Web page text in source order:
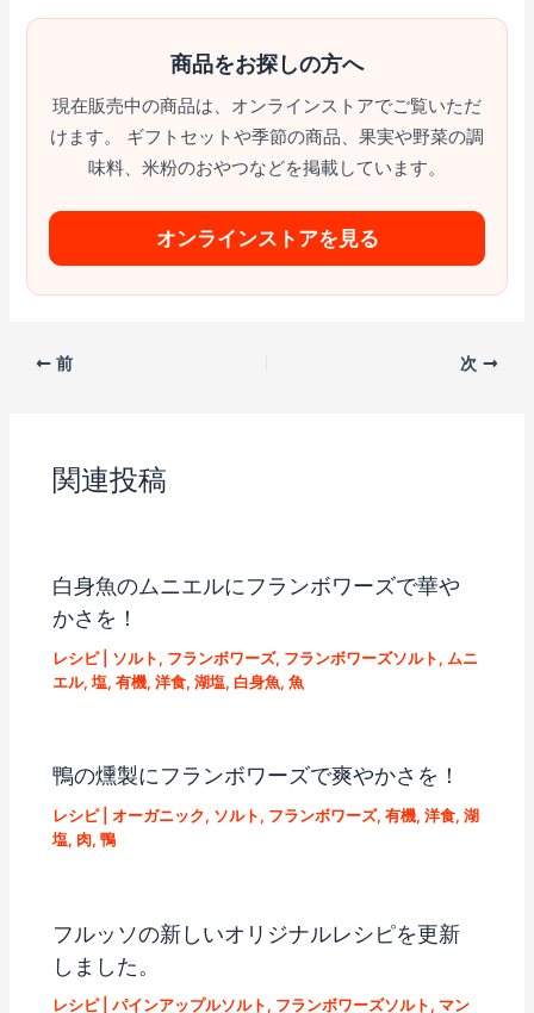
商品をお探しの方へ
現在販売中の商品は、オンラインストアでご覧いただ
けます。 ギフトセットや季節の商品、果実や野菜の調
味料、米粉のおやつなどを掲載しています。
オンラインストアを見る
前 次
関連投稿
白身魚のムニエルにフランボワーズで華や
かさを！
レシピ| ソルト , フランボワーズ, フランボワーズソルト ,ムニ
エル,塩,有機,洋食,湖塩, 白身魚,魚
鴨の燻製にフランボワーズで爽やかさを！
レシピ|オーガニック, ソルト , フランボワーズ,有機,洋食,湖
塩, 肉,鴨
フルッソの新しいオリジナルレシピを更新
しました。
レシピ|パインアップルソルト , フランボワーズソルト , マン